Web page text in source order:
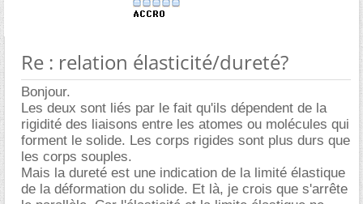
Re : relation élasticité/dureté?
Bonjour.
Les deux sont liés par le fait qu'ils dépendent de la
rigidité des liaisons entre les atomes ou molécules qui
forment le solide. Les corps rigides sont plus durs que
les corps souples.
Mais la dureté est une indication de la limité élastique
de la déformation du solide. Et là, je crois que s'arrête